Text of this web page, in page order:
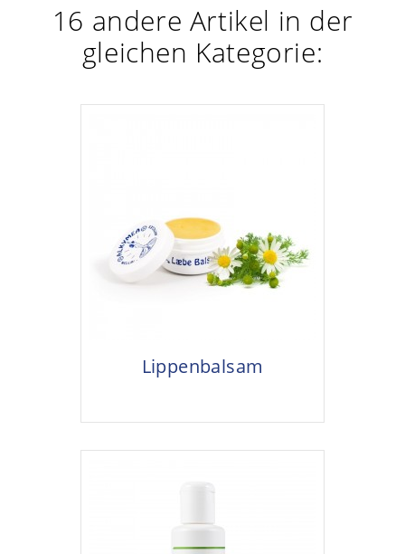
16 andere Artikel in der
gleichen Kategorie:
Lippenbalsam